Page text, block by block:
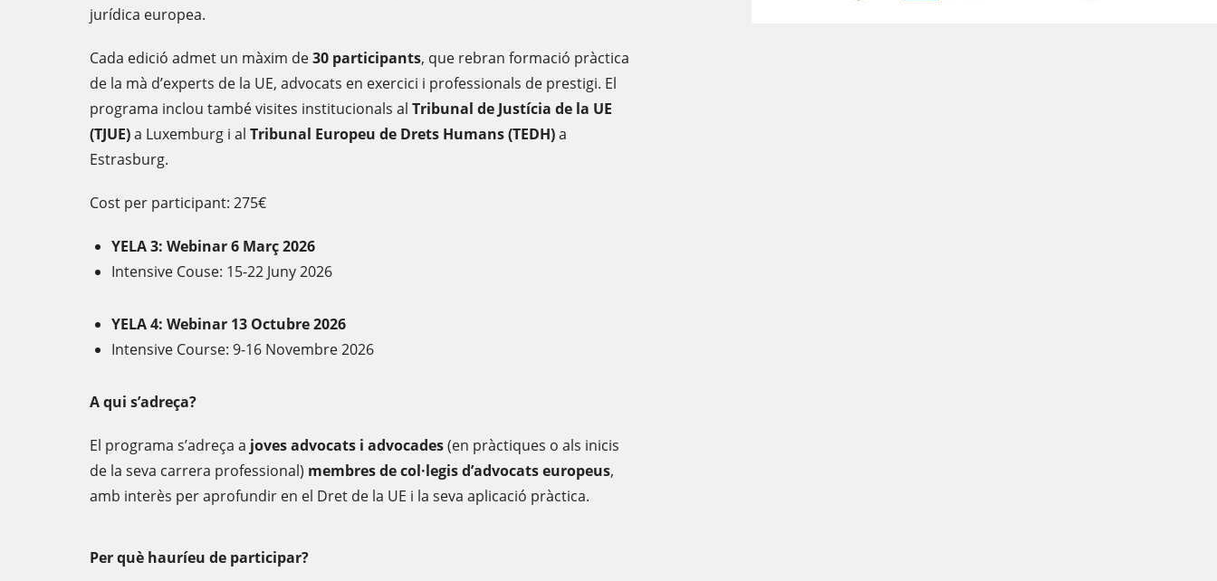
jurídica europea.
Cada edició admet un màxim de30 participants, que rebran formació pràctica
de la mà d’experts de la UE, advocats en exercici i professionals de prestigi. El
programa inclou també visites institucionals al Tribunal de Justícia de la UE
(TJUE)a Luxemburg i al Tribunal Europeu de Drets Humans (TEDH)a
Estrasburg.
Cost per participant: 275€
YELA 3: Webinar 6 Març 2026
Intensive Couse: 15-22 Juny 2026
YELA 4: Webinar 13 Octubre 2026
Intensive Course: 9-16 Novembre 2026
A qui s’adreça?
El programa s’adreça a joves advocats i advocades(en pràctiques o als inicis
de la seva carrera professional) membres de col·legis d’advocats europeus,
amb interès per aprofundir en el Dret de la UE i la seva aplicació pràctica.
Per què hauríeu de participar?